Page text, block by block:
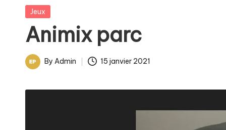
e
e
t
s
les
goûts,
des
pour
Posted
Jeux
Animix parc
Posted
By Admin 15 janvier 2021